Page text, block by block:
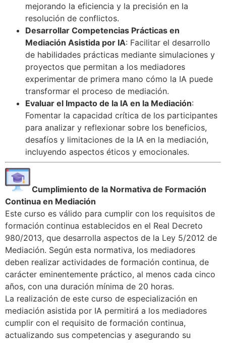
mejorando la eficiencia y la precisión en la
resolución de conflictos.
Desarrollar Competencias Prácticas en
Mediación Asistida por IA: Facilitar el desarrollo
de habilidades prácticas mediante simulaciones y
proyectos que permitan a los mediadores
experimentar de primera mano cómo la IA puede
transformar el proceso de mediación.
Evaluar el Impacto de la IA en la Mediación:
Fomentar la capacidad crítica de los participantes
para analizar y reflexionar sobre los beneficios,
desafíos y limitaciones de la IA en la mediación,
incluyendo aspectos éticos y emocionales.
Cumplimiento de la Normativa de Formación
Continua en Mediación
Este curso es válido para cumplir con los requisitos de
formación continua establecidos en el Real Decreto
980/2013, que desarrolla aspectos de la Ley 5/2012 de
Mediación. Según esta normativa, los mediadores
deben realizar actividades de formación continua, de
carácter eminentemente práctico, al menos cada cinco
años, con una duración mínima de 20 horas.
La realización de este curso de especialización en
mediación asistida por IA permitirá a los mediadores
cumplir con el requisito de formación continua,
actualizando sus competencias y asegurando su